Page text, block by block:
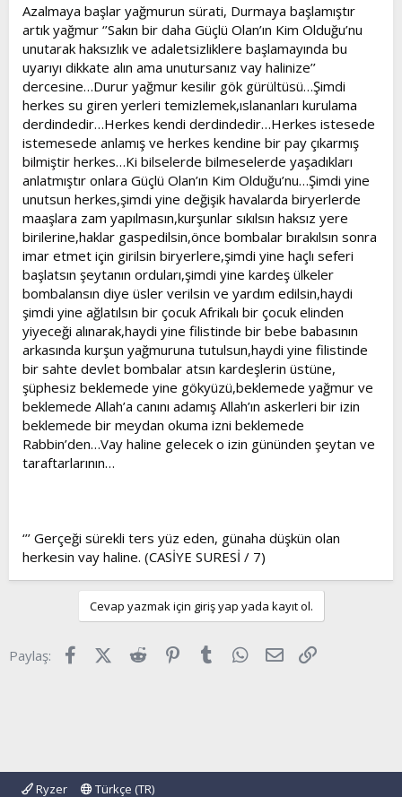
Azalmaya başlar yağmurun sürati, Durmaya başlamıştır
artık yağmur ‘’Sakın bir daha Güçlü Olan’ın Kim Olduğu’nu
unutarak haksızlık ve adaletsizliklere başlamayında bu
uyarıyı dikkate alın ama unutursanız vay halinize’’
dercesine…Durur yağmur kesilir gök gürültüsü…Şimdi
herkes su giren yerleri temizlemek,ıslananları kurulama
derdindedir…Herkes kendi derdindedir…Herkes istesede
istemesede anlamış ve herkes kendine bir pay çıkarmış
bilmiştir herkes…Ki bilselerde bilmeselerde yaşadıkları
anlatmıştır onlara Güçlü Olan’ın Kim Olduğu’nu…Şimdi yine
unutsun herkes,şimdi yine değişik havalarda biryerlerde
maaşlara zam yapılmasın,kurşunlar sıkılsın haksız yere
birilerine,haklar gaspedilsin,önce bombalar bırakılsın sonra
imar etmet için girilsin biryerlere,şimdi yine haçlı seferi
başlatsın şeytanın orduları,şimdi yine kardeş ülkeler
bombalansın diye üsler verilsin ve yardım edilsin,haydi
şimdi yine ağlatılsın bir çocuk Afrikalı bir çocuk elinden
yiyeceği alınarak,haydi yine filistinde bir bebe babasının
arkasında kurşun yağmuruna tutulsun,haydi yine filistinde
bir sahte devlet bombalar atsın kardeşlerin üstüne,
şüphesiz beklemede yine gökyüzü,beklemede yağmur ve
beklemede Allah’a canını adamış Allah’ın askerleri bir izin
beklemede bir meydan okuma izni beklemede
Rabbin’den…Vay haline gelecek o izin gününden şeytan ve
taraftarlarının…
‘’’ Gerçeği sürekli ters yüz eden, günaha düşkün olan
herkesin vay haline. (CASİYE SURESİ / 7)
Cevap yazmak için giriş yap yada kayıt ol.
Paylaş: FacebookX (Twitter)
Reddit Pinterest
Tumblr WhatsApp
E-posta
Ryzer Türkçe (TR)